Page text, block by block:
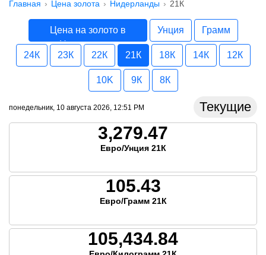
Главная Цена золота Нидерланды 21К
Цена на золото в
Нидерланды
Унция Грамм
24К 23К 22К 21К 18К 14К 12К
10K 9К 8К
понедельник, 10 августа 2026, 12:51 PM Текущие
3,279.47
Евро/Унция 21К
105.43
Евро/Грамм 21К
105,434.84